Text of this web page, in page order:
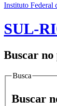
Instituto Federal
SUL-
Buscar
Busca
Buscar